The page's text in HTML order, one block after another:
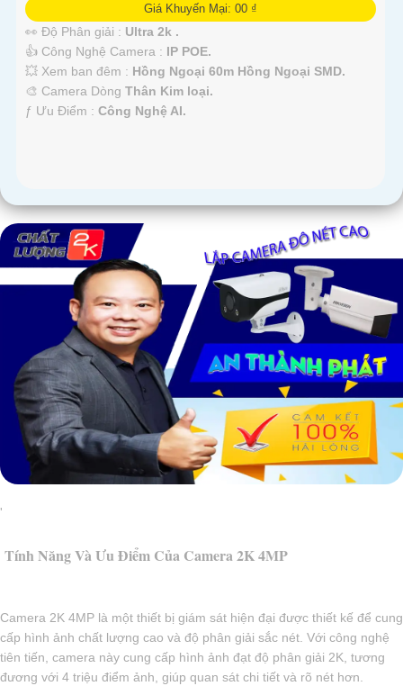
Giá Khuyến Mại: 00 ₫
👀 Độ Phân giải : Ultra 2k .
👍 Công Nghệ Camera : IP POE.
💥 Xem ban đêm : Hồng Ngoại 60m Hồng Ngoại SMD.
🎨 Camera Dòng Thân Kim loại.
️ƒ Ưu Điểm : Công Nghệ AI.
'
Tính Năng Và Ưu Điểm Của Camera 2K 4MP
Camera 2K 4MP là một thiết bị giám sát hiện đại được thiết kế để cung
cấp hình ảnh chất lượng cao và độ phân giải sắc nét. Với công nghệ
tiên tiến, camera này cung cấp hình ảnh đạt độ phân giải 2K, tương
đương với 4 triệu điểm ảnh, giúp quan sát chi tiết và rõ nét hơn.